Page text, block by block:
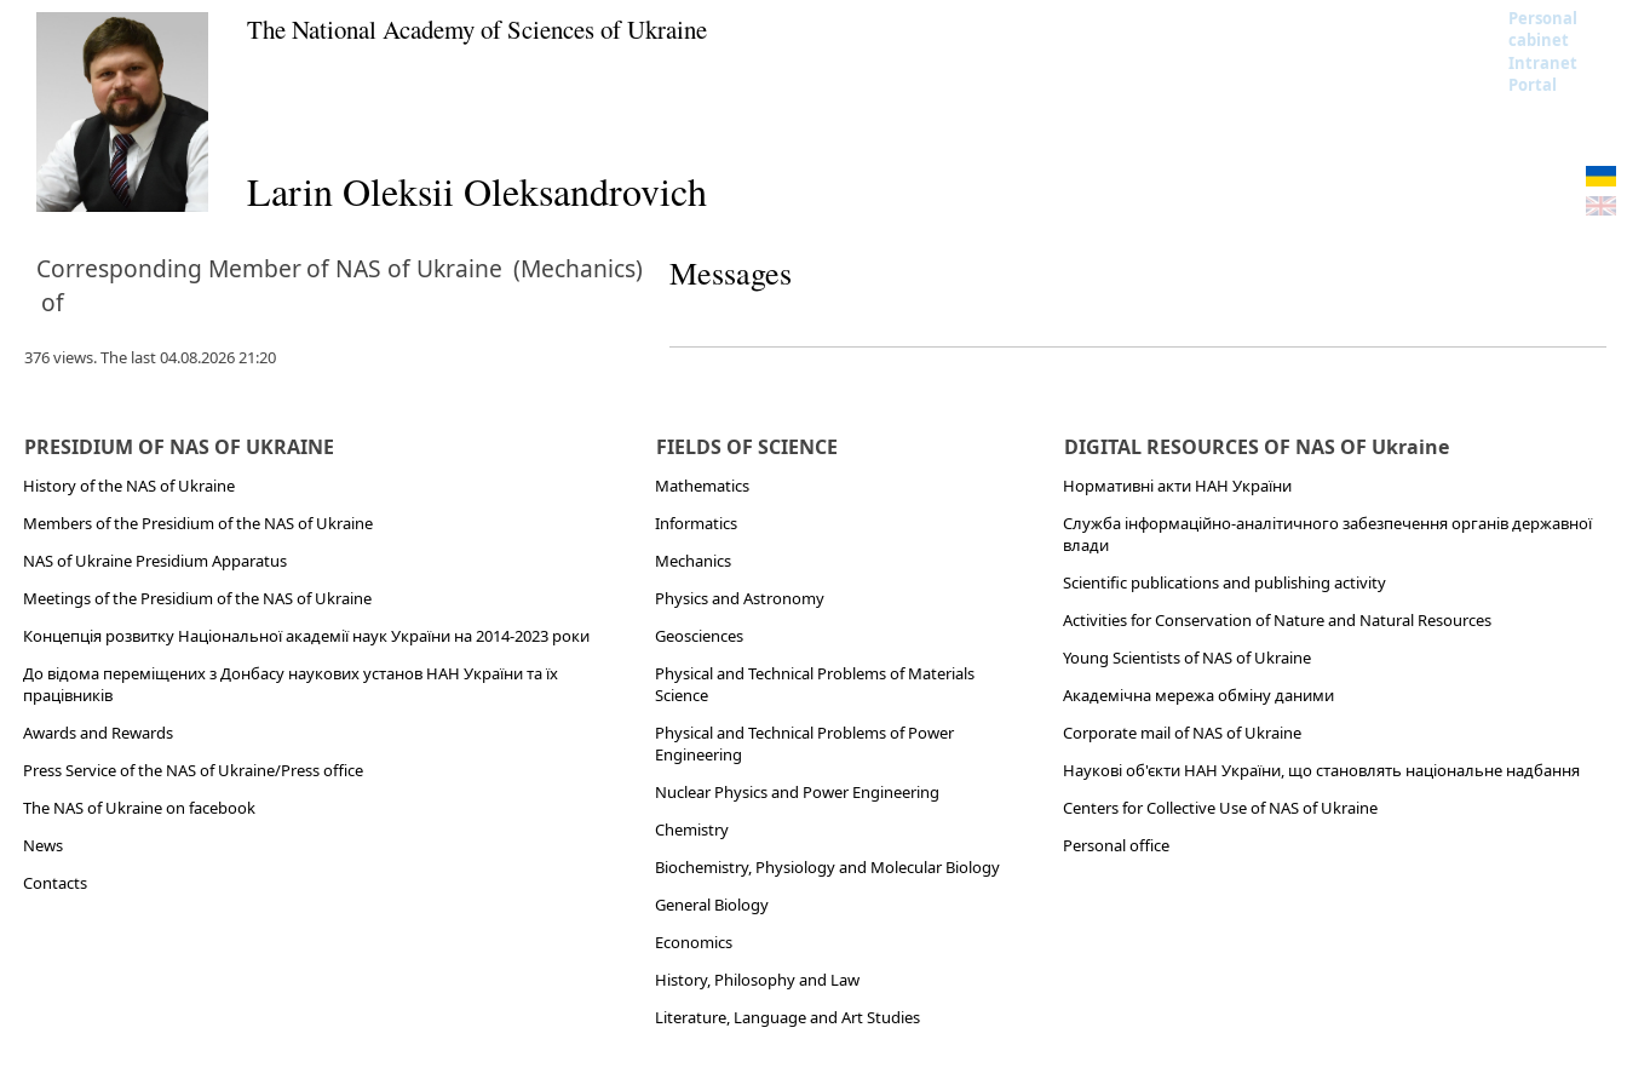
The National Academy of Sciences of Ukraine
Personal
cabinet
Intranet
Portal
Larin Oleksii Oleksandrovich
Corresponding Memberof NAS of Ukraine (Mechanics)
of
376 views. The last 04.08.2026 21:20
Messages
PRESIDIUM OF NAS OF UKRAINE
History of the NAS of Ukraine
Members of the Presidium of the NAS of Ukraine
NAS of Ukraine Presidium Apparatus​
Meetings of the Presidium of the NAS of Ukraine
Концепція розвитку Національної академії наук України на 2014-2023 роки
До відома переміщених з Донбасу наукових установ НАН України та їх
працівників
Awards and Rewards
Press Service of the NAS of Ukraine/Press office
The NAS of Ukraine on facebook
News
Сontacts
FIELDS OF SCIENCE
Mathematics
Informatics
Mechanics
Physics and Astronomy
Geosciences
Physical and Technical Problems of Materials
Science
Physical and Technical Problems of Power
Engineering
Nuclear Physics and Power Engineering
Chemistry
Biochemistry, Physiology and Molecular Biology
General Biology
Economics
History, Philosophy and Law
Literature, Language and Art Studies
DIGITAL RESOURCES OF NAS OF Ukraine
Нормативні акти НАН України
Служба інформаційно-аналітичного забезпечення органів державної
влади
Scientific publications and publishing activity
Activities for Conservation of Nature and Natural Resources
Young Scientists of NAS of Ukraine
Академічна мережа обміну даними
Corporate mail of NAS of Ukraine
Наукові об'єкти НАН України, що становлять національне надбання
Centers for Collective Use of NAS of Ukraine
Personal office